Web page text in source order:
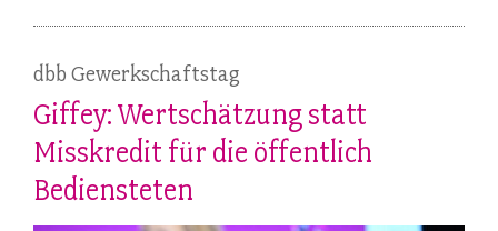
dbb Gewerkschaftstag
Giffey: Wertschätzung statt
Misskredit für die öffentlich
Bediensteten